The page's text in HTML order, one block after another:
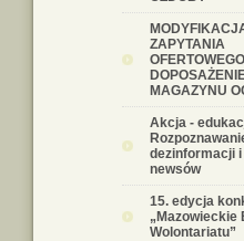
ZAPYTANIA
MAGAZYNU
Akcja -
dezinformacji
newsów
15. edycja
„Mazowieckie
Wolontariatu”